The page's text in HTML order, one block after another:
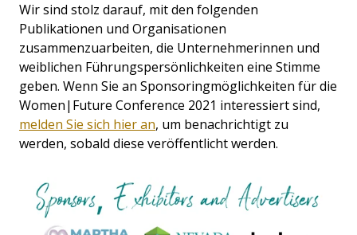
Wir sind stolz darauf, mit den folgenden
Publikationen und Organisationen
zusammenzuarbeiten, die Unternehmerinnen und
weiblichen Führungspersönlichkeiten eine Stimme
geben. Wenn Sie an Sponsoringmöglichkeiten für die
Women|Future Conference 2021 interessiert sind,
melden Sie sich hier an, um benachrichtigt zu
werden, sobald diese veröffentlicht werden.